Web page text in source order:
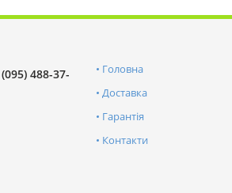
(095) 488-37-
Головна
Доставка
Гарантія
Контакти